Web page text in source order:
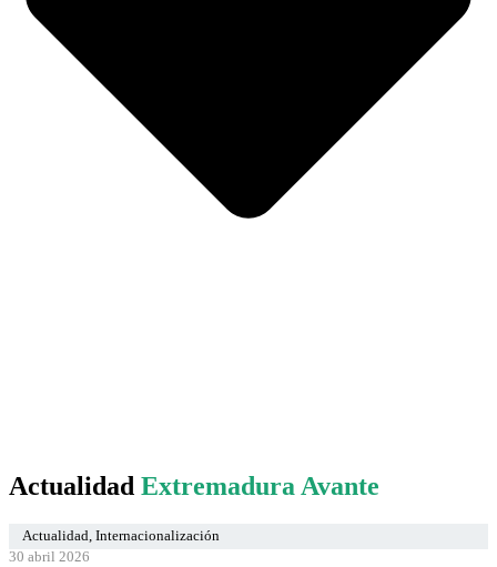
Actualidad Extremadura Avante
Actualidad, Internacionalización
30 abril 2026